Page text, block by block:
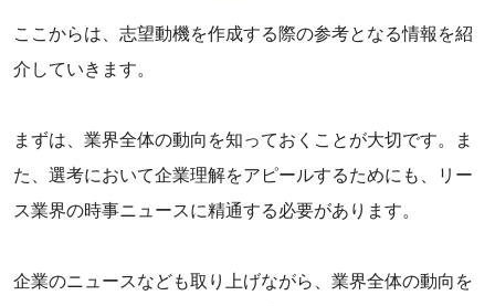
ここからは、志望動機を作成する際の参考となる情報を紹
介していきます。
まずは、業界全体の動向を知っておくことが大切です。ま
た、選考において企業理解をアピールするためにも、リー
ス業界の時事ニュースに精通する必要があります。
企業のニュースなども取り上げながら、業界全体の動向を